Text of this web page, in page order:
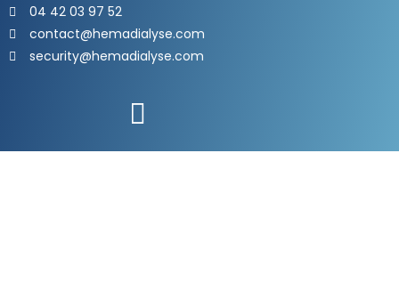
04 42 03 97 52
contact@hemadialyse.com
security@hemadialyse.com